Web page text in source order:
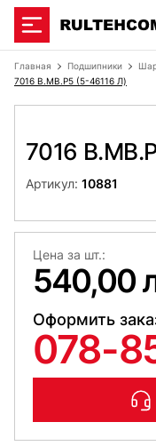
Главная Подшипники
7016 B.MB.P5 (5-46116 Л)
7016
Артикул: 10881
Цена за шт.:
540,00
Оформить
078-